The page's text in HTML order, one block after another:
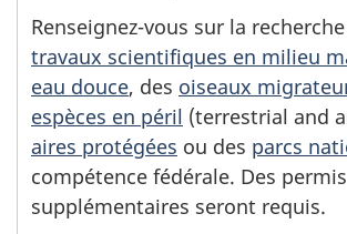
Renseignez-vous sur la
travaux scientifiques en milieu
eau douce, des oiseaux
espèces en péril (terrestrial and
aires protégées ou des parcs
compétence fédérale. Des permis
supplémentaires seront requis.